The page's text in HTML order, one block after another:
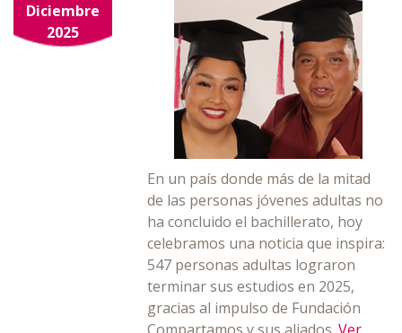
Diciembre
2025
En un país donde más de la mitad
de las personas jóvenes adultas no
ha concluido el bachillerato, hoy
celebramos una noticia que inspira:
547 personas adultas lograron
terminar sus estudios en 2025,
gracias al impulso de Fundación